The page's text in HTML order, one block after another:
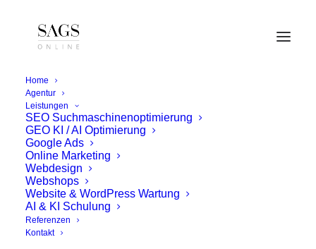
Home
Agentur
Leistungen
SEO Suchmaschinenoptimierung
GEO KI / AI Optimierung
Google Ads
Online Marketing
Webdesign
Webshops
Website & WordPress Wartung
AI & KI Schulung
Referenzen
Kontakt